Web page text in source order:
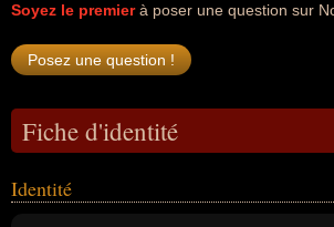
Soyez le premierà poser une question sur
Fiche d'identité
Identité